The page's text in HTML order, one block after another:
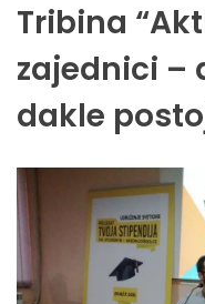
Tribina
zajednici –
dakle